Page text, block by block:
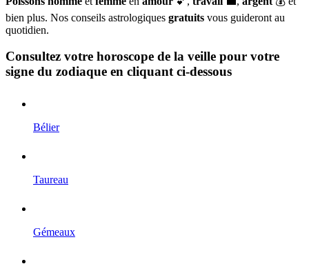
bien plus. Nos conseils astrologiques gratuits vous guideront au
quotidien.
Consultez votre horoscope de la veille pour votre
signe du zodiaque en cliquant ci-dessous
Bélier
Taureau
Gémeaux